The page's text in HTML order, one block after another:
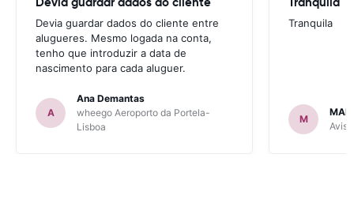
Devia guardar dados do cliente entre
alugueres. Mesmo logada na conta,
tenho que introduzir a data de
nascimento para cada aluguer.
A
Ana Demantas
wheego Aeroporto da Portela-
Lisboa
Tranquila
M
Avis